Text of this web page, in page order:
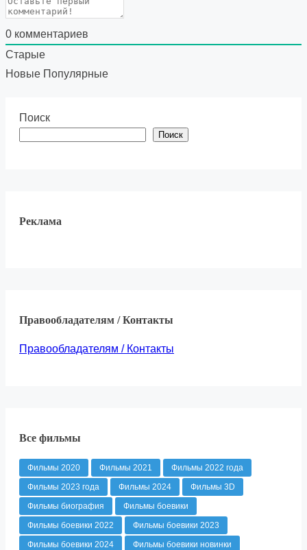
0 комментариев
Старые
Новые Популярные
Поиск
Поиск
Реклама
Правообладателям / Контакты
Правообладателям / Контакты
Все фильмы
Фильмы 2020 Фильмы 2021
Фильмы 2022 года
Фильмы 2023 года
Фильмы 2024
Фильмы 3D
Фильмы биография
Фильмы боевики
Фильмы боевики 2022
Фильмы боевики 2023
Фильмы боевики 2024
Фильмы боевики новинки